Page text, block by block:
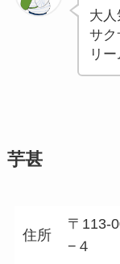
大人
サク
リ
芋甚
住所
〒113-
−４